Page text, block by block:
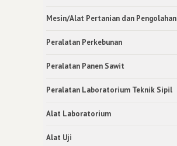
Mesin/Alat Pertanian dan Pengolahan
Peralatan Perkebunan
Peralatan Panen Sawit
Peralatan Laboratorium Teknik Sipil
Alat Laboratorium
Alat Uji